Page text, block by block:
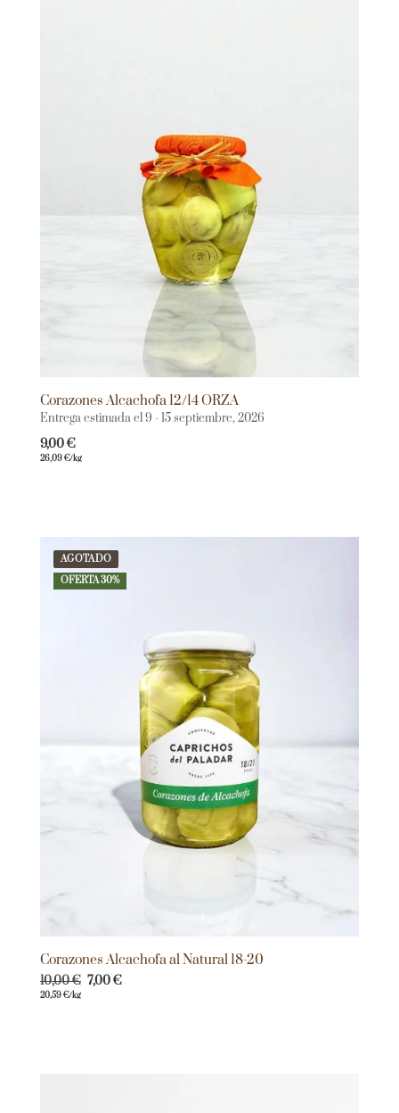
Corazones Alcachofa 12/14 ORZA
Entrega estimada el 9 - 15 septiembre, 2026
9,00€
26,09€/kg
AGOTADO
OFERTA 30%
Corazones Alcachofa al Natural 18-20
10,00€ 7,00€
20,59€/kg